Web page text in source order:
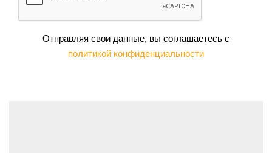
Отправляя свои данные, вы соглашаетесь с
политикой конфиденциальности